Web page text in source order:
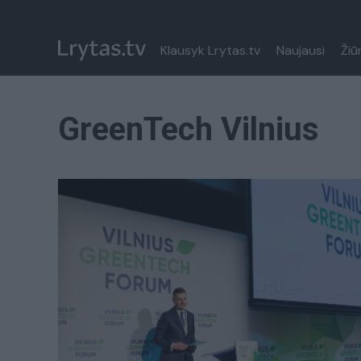
Klausyk Lrytas.tv Naujausi
GreenTech Vilnius